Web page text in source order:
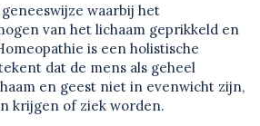
waarbij het
van het lichaam geprikkeld en
is een holistische
dat de mens als geheel
en geest niet in evenwicht zijn,
krijgen of ziek worden.